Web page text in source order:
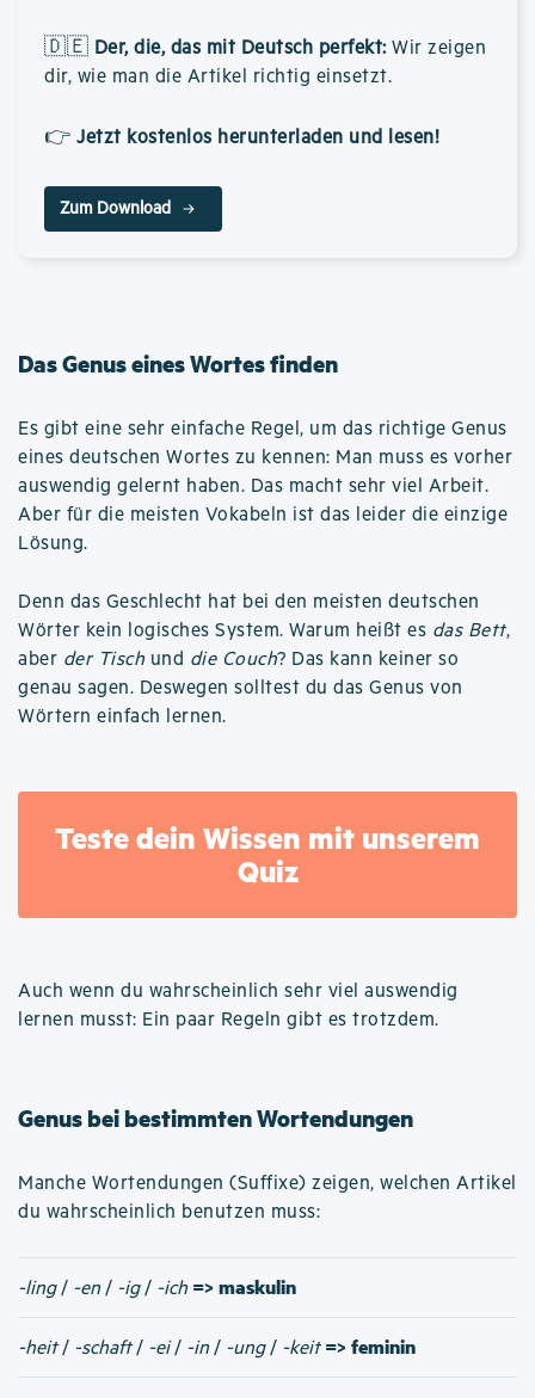
🇩🇪 Der, die, das mit Deutsch perfekt: Wir zeigen
dir, wie man die Artikel richtig einsetzt.
👉 Jetzt kostenlos herunterladen und lesen!
Zum Download
Das Genus eines Wortes finden
Es gibt eine sehr einfache Regel, um das richtige Genus
eines deutschen Wortes zu kennen: Man muss es vorher
auswendig gelernt haben. Das macht sehr viel Arbeit.
Aber für die meisten Vokabeln ist das leider die einzige
Lösung.
Denn das Geschlecht hat bei den meisten deutschen
Wörter kein logisches System. Warum heißt es das Bett,
aber der Tisch und die Couch? Das kann keiner so
genau sagen. Deswegen solltest du das Genus von
Wörtern einfach lernen.
Teste dein Wissen mit unserem
Quiz
Auch wenn du wahrscheinlich sehr viel auswendig
lernen musst: Ein paar Regeln gibt es trotzdem.
Genus bei bestimmten Wortendungen
Manche Wortendungen (Suffixe) zeigen, welchen Artikel
du wahrscheinlich benutzen muss:
-ling/ -en / -ig/ -ich => maskulin
-heit/ -schaft/ -ei/ -in / -ung/ -keit => feminin